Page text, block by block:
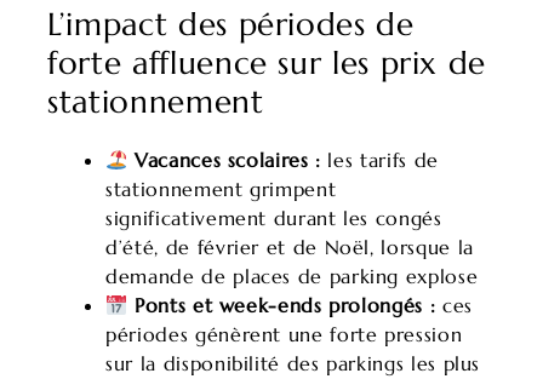
L’impact des périodes de
forte affluence sur les prix de
stationnement
Vacances scolaires : les tarifs de
stationnement grimpent
significativement durant les congés
d’été, de février et de Noël, lorsque la
demande de places de parking explose
Ponts et week-ends prolongés : ces
périodes génèrent une forte pression
sur la disponibilité des parkings les plus